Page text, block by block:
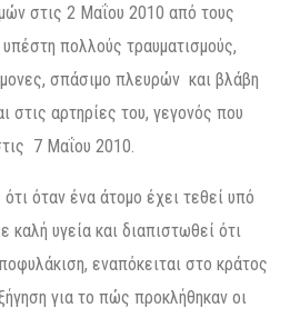
στις 2 Μαΐου 2010 από τους
πολλούς τραυματισμούς,
σπάσιμο πλευρών και βλάβη
στις αρτηρίες του, γεγονός που
7 Μαΐου 2010.
όταν ένα άτομο έχει τεθεί υπό
καλή υγεία και διαπιστωθεί ότι
εναπόκειται στο κράτος
για το πώς προκλήθηκαν οι